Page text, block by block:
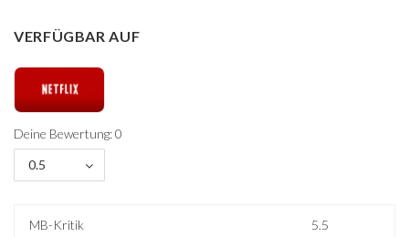
VERFÜGBAR AUF
Deine Bewertung: 0
0.5
MB-Kritik 5.5